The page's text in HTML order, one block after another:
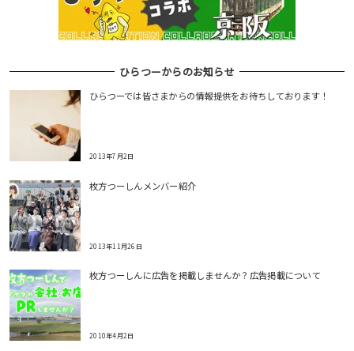
ひらつーからのお知らせ
ひらつーでは皆さまからの情報提供をお待ちしております！
2013年7月2日
枚方つーしんメンバー紹介
2013年11月26日
枚方つーしんに広告を掲載しませんか？広告掲載について
2010年4月2日